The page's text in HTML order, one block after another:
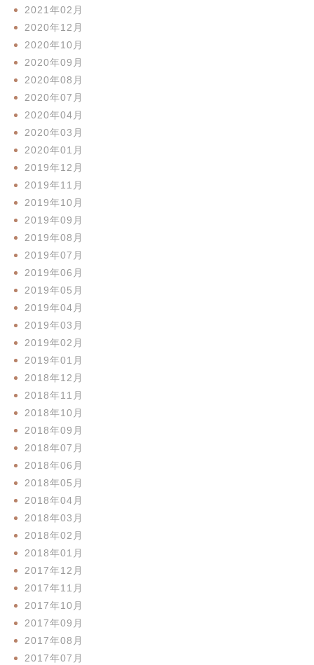
2021年02月
2020年12月
2020年10月
2020年09月
2020年08月
2020年07月
2020年04月
2020年03月
2020年01月
2019年12月
2019年11月
2019年10月
2019年09月
2019年08月
2019年07月
2019年06月
2019年05月
2019年04月
2019年03月
2019年02月
2019年01月
2018年12月
2018年11月
2018年10月
2018年09月
2018年07月
2018年06月
2018年05月
2018年04月
2018年03月
2018年02月
2018年01月
2017年12月
2017年11月
2017年10月
2017年09月
2017年08月
2017年07月